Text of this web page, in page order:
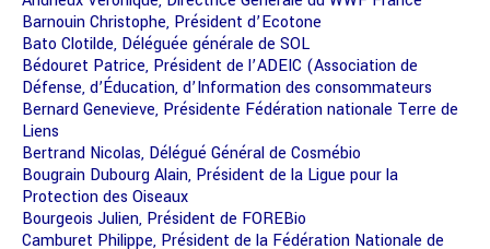
Barnouin Christophe, Président d’Ecotone
Bato Clotilde, Déléguée générale de SOL
Bédouret Patrice, Président de l’ADEIC (Association de
Défense, d’Éducation, d’Information des consommateurs
Bernard Genevieve, Présidente Fédération nationale Terre de
Liens
Bertrand Nicolas, Délégué Général de Cosmébio
Bougrain Dubourg Alain, Président de la Ligue pour la
Protection des Oiseaux
Bourgeois Julien, Président de FOREBio
Camburet Philippe, Président de la Fédération Nationale de